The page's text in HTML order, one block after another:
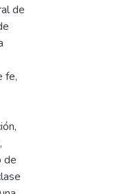
de
fe,
de